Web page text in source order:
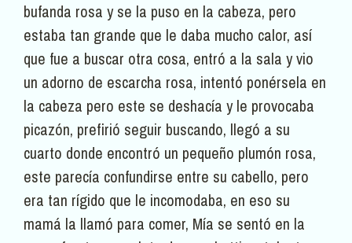
bufanda rosa y se la puso en la cabeza, pero
estaba tan grande que le daba mucho calor, así
que fue a buscar otra cosa, entró a la sala y vio
un adorno de escarcha rosa, intentó ponérsela en
la cabeza pero este se deshacía y le provocaba
picazón, prefirió seguir buscando, llegó a su
cuarto donde encontró un pequeño plumón rosa,
este parecía confundirse entre su cabello, pero
era tan rígido que le incomodaba, en eso su
mamá la llamó para comer, Mía se sentó en la